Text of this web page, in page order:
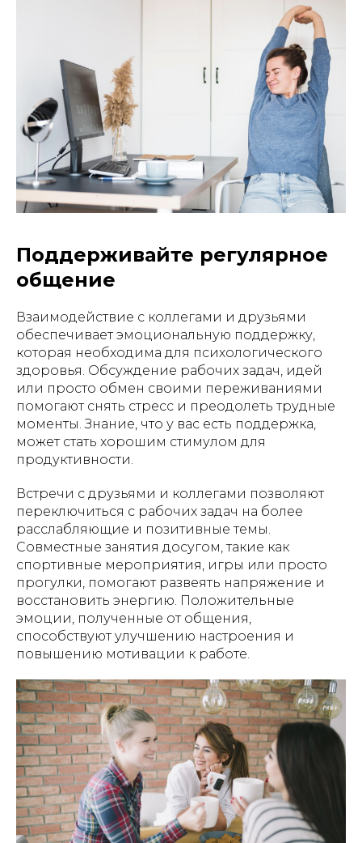
Поддерживайте регулярное
общение
Взаимодействие с коллегами и друзьями
обеспечивает эмоциональную поддержку,
которая необходима для психологического
здоровья. Обсуждение рабочих задач, идей
или просто обмен своими переживаниями
помогают снять стресс и преодолеть трудные
моменты. Знание, что у вас есть поддержка,
может стать хорошим стимулом для
продуктивности.
Встречи с друзьями и коллегами позволяют
переключиться с рабочих задач на более
расслабляющие и позитивные темы.
Совместные занятия досугом, такие как
спортивные мероприятия, игры или просто
прогулки, помогают развеять напряжение и
восстановить энергию. Положительные
эмоции, полученные от общения,
способствуют улучшению настроения и
повышению мотивации к работе.